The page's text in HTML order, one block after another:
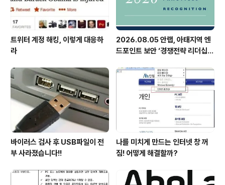
트위터 계정 해킹, 이렇게 대응하
라
2026.08.05 안랩, 아태지역 엔
드포인트 보안 ‘경쟁전략 리더십’
바이러스 검사 후 USB파일이 전
부 사라졌습니다!!
나를 미치게 만드는 인터넷 창 꺼
짐! 어떻게 해결할까?